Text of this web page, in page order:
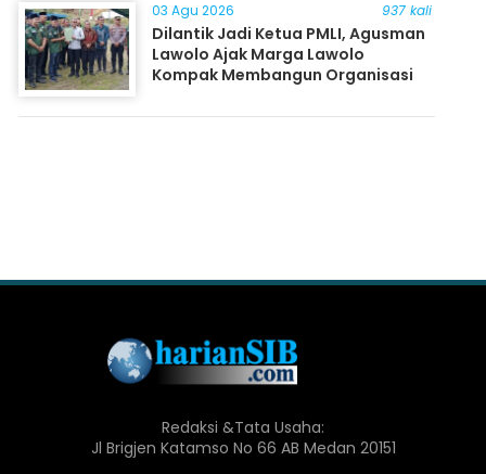
03 Agu 2026 937 kali
Dilantik Jadi Ketua PMLI, Agusman
Lawolo Ajak Marga Lawolo
Kompak Membangun Organisasi
Redaksi &Tata Usaha:
Jl Brigjen Katamso No 66 AB Medan 20151